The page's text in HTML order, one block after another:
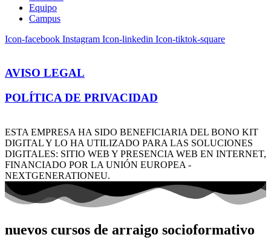
Equipo
Campus
Icon-facebook Instagram Icon-linkedin Icon-tiktok-square
AVISO LEGAL
POLÍTICA DE PRIVACIDAD
ESTA EMPRESA HA SIDO BENEFICIARIA DEL BONO KIT
DIGITAL Y LO HA UTILIZADO PARA LAS SOLUCIONES
DIGITALES: SITIO WEB Y PRESENCIA WEB EN INTERNET,
FINANCIADO POR LA UNIÓN EUROPEA -
NEXTGENERATIONEU.
nuevos cursos de arraigo socioformativo